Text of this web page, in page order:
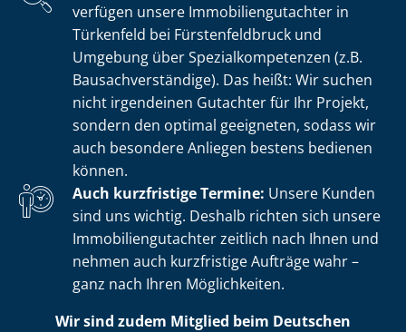
verfügen unsere Im­mo­bi­li­en­gut­ach­ter in
Türkenfeld bei Fürs­ten­feld­bruck und
Umgebung über Spe­zi­al­kom­pe­ten­zen (z.B.
Bau­sach­ver­stän­di­ge). Das heißt: Wir suchen
nicht irgendeinen Gutachter für Ihr Projekt,
sondern den optimal geeigneten, sodass wir
auch besondere Anliegen bestens bedienen
können.
Auch kurzfristige Termine: Unsere Kunden
sind uns wichtig. Deshalb richten sich unsere
Im­mo­bi­li­en­gut­ach­ter zeitlich nach Ihnen und
nehmen auch kurzfristige Aufträge wahr –
ganz nach Ihren Möglichkeiten.
Wir sind zudem Mitglied beim Deutschen